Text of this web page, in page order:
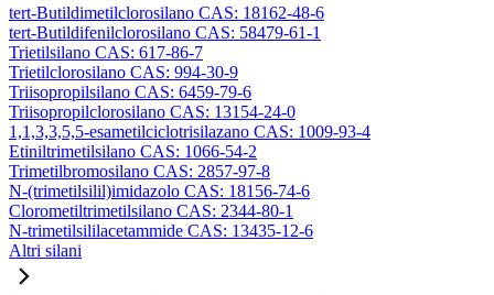
tert-Butildimetilclorosilano CAS: 18162-48-6
tert-Butildifenilclorosilano CAS: 58479-61-1
Trietilsilano CAS: 617-86-7
Trietilclorosilano CAS: 994-30-9
Triisopropilsilano CAS: 6459-79-6
Triisopropilclorosilano CAS: 13154-24-0
1,1,3,3,5,5-esametilciclotrisilazano CAS: 1009-93-4
Etiniltrimetilsilano CAS: 1066-54-2
Trimetilbromosilano CAS: 2857-97-8
N-(trimetilsilil)imidazolo CAS: 18156-74-6
Clorometiltrimetilsilano CAS: 2344-80-1
N-trimetilsililacetammide CAS: 13435-12-6
Altri silani